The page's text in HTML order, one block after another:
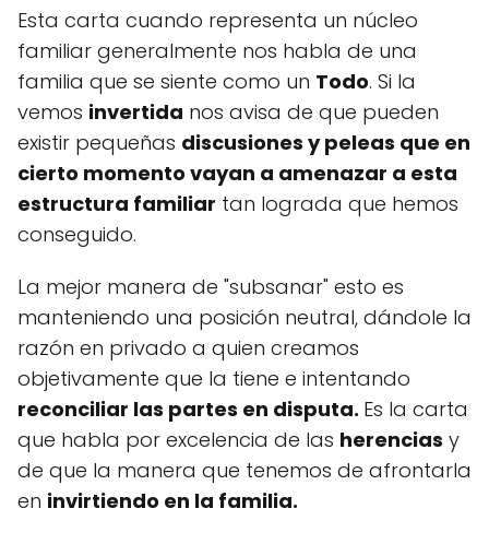
Esta carta cuando representa un núcleo
familiar generalmente nos habla de una
familia que se siente como un Todo. Si la
vemos invertida nos avisa de que pueden
existir pequeñas discusiones y peleas que en
cierto momento vayan a amenazar a esta
estructura familiar tan lograda que hemos
conseguido.
La mejor manera de "subsanar" esto es
manteniendo una posición neutral, dándole la
razón en privado a quien creamos
objetivamente que la tiene e intentando
reconciliar las partes en disputa. Es la carta
que habla por excelencia de las herencias y
de que la manera que tenemos de afrontarla
en invirtiendo en la familia.